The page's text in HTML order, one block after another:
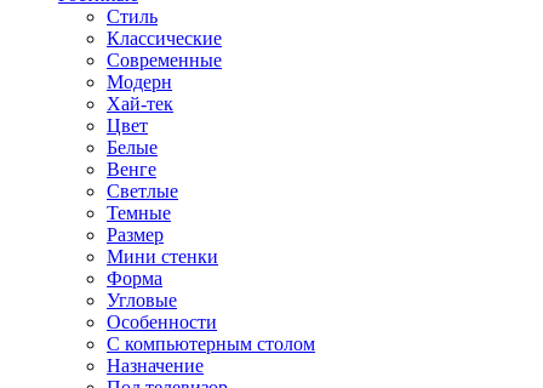
Стиль
Классические
Современные
Модерн
Хай-тек
Цвет
Белые
Венге
Светлые
Темные
Размер
Мини стенки
Форма
Угловые
Особенности
С компьютерным столом
Назначение